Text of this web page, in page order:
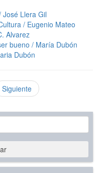
José Llera Gil
/ Eugenio Mateo
Alvarez
bueno / María Dubón
Dubón
Siguiente